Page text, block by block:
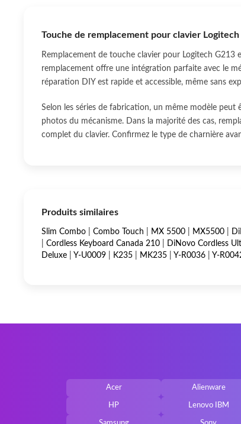
Touche de remplacement pour clavier Logitech
Remplacement de touche clavier pour Logitech
remplacement offre une intégration parfaite avec le
réparation DIY est rapide et accessible, même sans
Selon les séries de fabrication, un même modèle
photos du mécanisme. Dans la majorité des cas,
complet du clavier. Confirmez le type de charnière
Produits similaires
Slim Combo |Combo Touch MX 5500 MX5500
|Cordless Keyboard Canada 210 DiNovo Cordless
Deluxe
|Y-U0009 K235 MK235 |Y-R0036 |Y-
Acer Alienware
HP Lenovo IBM